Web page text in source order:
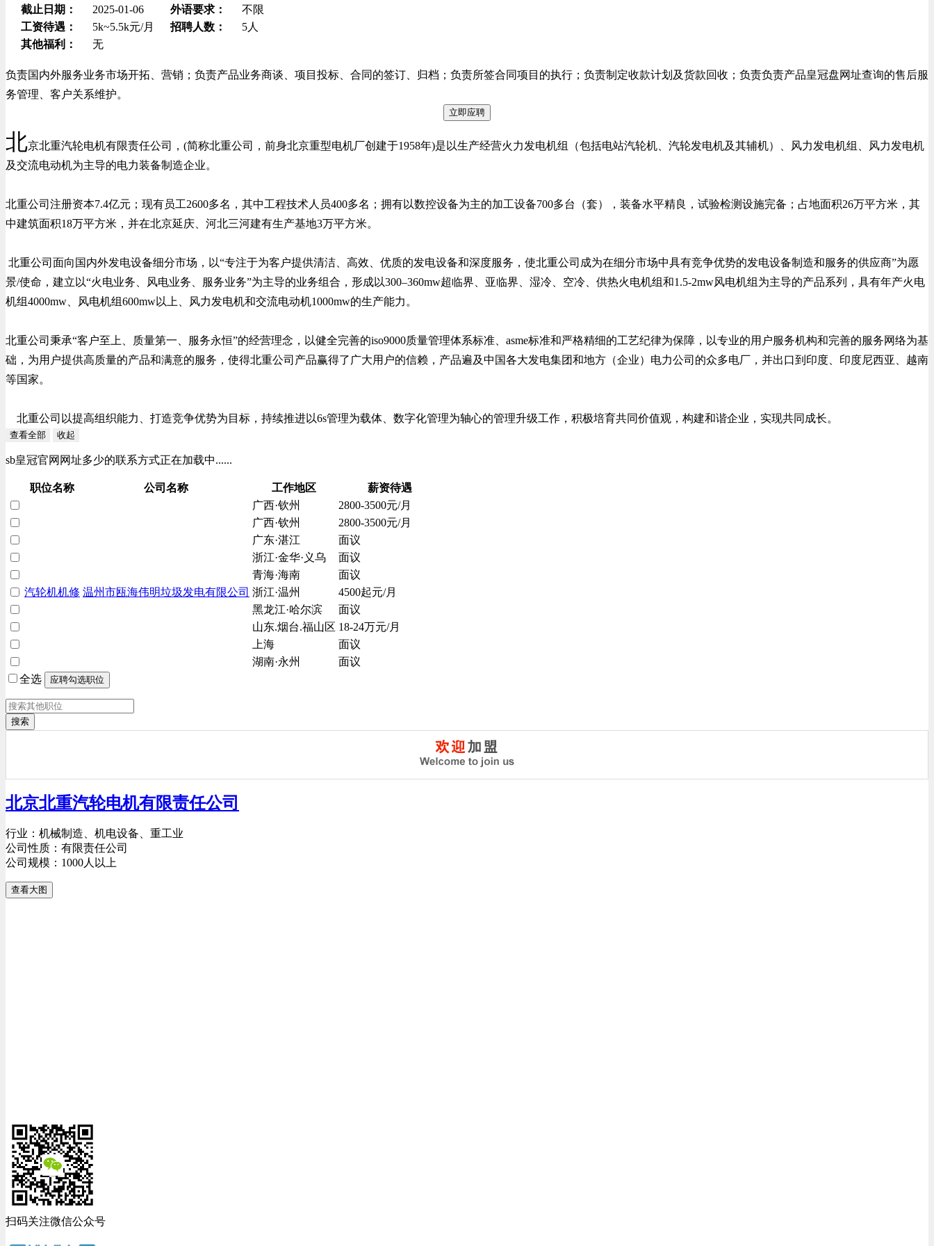
截止日期： 2025-01-06 外语要求：
不限
工资待遇：
5k~5.5k元/月 招聘人数：
5人
其他福利：
无
负责国内外服务业务市场开拓、营销；负责产品业务商谈、项目投标、合同的签订、归档；负责所签合同项目的执行；负责制定收款计划及货款回收；负责负责产品皇冠盘网址查询的售后服
务管理、客户关系维护。
立即应聘
北京北重汽轮电机有限责任公司，(简称北重公司，前身北京重型电机厂创建于1958年)是以生产经营火力发电机组（包括电站汽轮机、汽轮发电机及其辅机）、风力发电机组、风力发电机
及交流电动机为主导的电力装备制造企业。
北重公司注册资本7.4亿元；现有员工2600多名，其中工程技术人员400多名；拥有以数控设备为主的加工设备700多台（套），装备水平精良，试验检测设施完备；占地面积26万平方米，其
中建筑面积18万平方米，并在北京延庆、河北三河建有生产基地3万平方米。
北重公司面向国内外发电设备细分市场，以“专注于为客户提供清洁、高效、优质的发电设备和深度服务，使北重公司成为在细分市场中具有竞争优势的发电设备制造和服务的供应商”为愿
景/使命，建立以“火电业务、风电业务、服务业务”为主导的业务组合，形成以300–360mw超临界、亚临界、湿冷、空冷、供热火电机组和1.5-2mw风电机组为主导的产品系列，具有年产火电
机组4000mw、风电机组600mw以上、风力发电机和交流电动机1000mw的生产能力。
北重公司秉承“客户至上、质量第一、服务永恒”的经营理念，以健全完善的iso9000质量管理体系标准、asme标准和严格精细的工艺纪律为保障，以专业的用户服务机构和完善的服务网络为基
础，为用户提供高质量的产品和满意的服务，使得北重公司产品赢得了广大用户的信赖，产品遍及中国各大发电集团和地方（企业）电力公司的众多电厂，并出口到印度、印度尼西亚、越南
等国家。
北重公司以提高组织能力、打造竞争优势为目标，持续推进以6s管理为载体、数字化管理为轴心的管理升级工作，积极培育共同价值观，构建和谐企业，实现共同成长。
查看全部 收起
sb皇冠官网网址多少的联系方式正在加载中......
职位名称 公司名称 工作地区
薪资待遇
广西·钦州
2800-3500元/月
广西·钦州
2800-3500元/月
广东·湛江
面议
浙江·金华·义乌
面议
青海·海南
面议
汽轮机机修 温州市瓯海伟明垃圾发电有限公司 浙江·温州
4500起元/月
黑龙江·哈尔滨
面议
山东.烟台.福山区 18-24万元/月
上海
面议
湖南·永州
面议
全选
搜索
北京北重汽轮电机有限责任公司
行业：机械制造、机电设备、重工业
公司性质：有限责任公司
公司规模：1000人以上
查看大图
扫码关注微信公众号